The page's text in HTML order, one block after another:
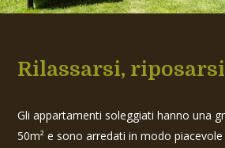
Rilassarsi,
Gli appartamenti soleggiati hanno una
50m² e sono arredati in modo